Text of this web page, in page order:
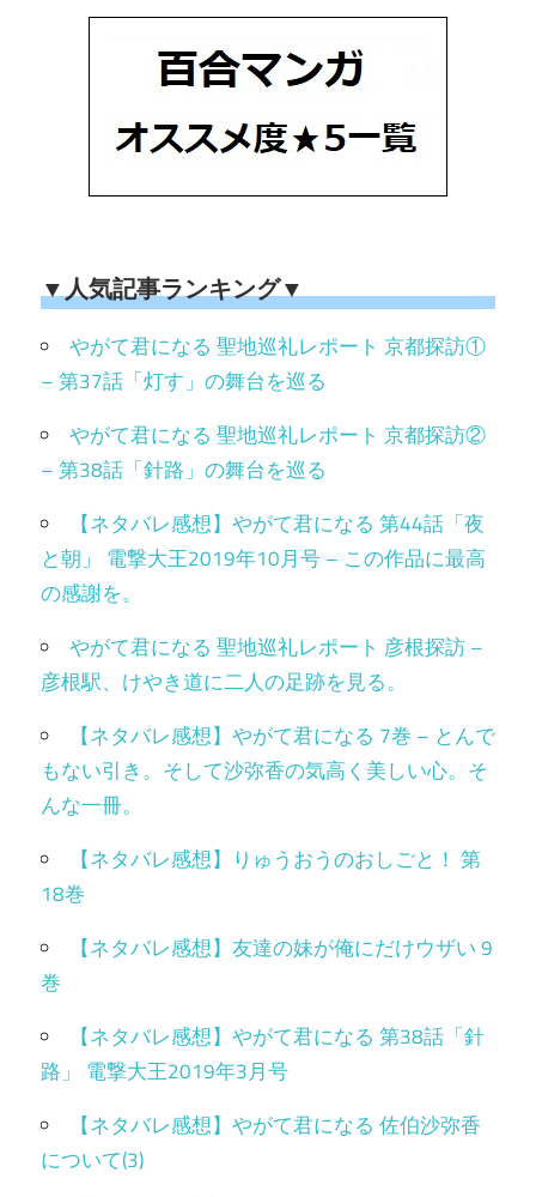
▼人気記事ランキング▼
やがて君になる 聖地巡礼レポート 京都探訪①
– 第37話「灯す」の舞台を巡る
やがて君になる 聖地巡礼レポート 京都探訪②
– 第38話「針路」の舞台を巡る
【ネタバレ感想】やがて君になる 第44話「夜
と朝」 電撃大王2019年10月号 – この作品に最高
の感謝を。
やがて君になる 聖地巡礼レポート 彦根探訪 –
彦根駅、けやき道に二人の足跡を見る。
【ネタバレ感想】やがて君になる 7巻 – とんで
もない引き。そして沙弥香の気高く美しい心。そ
んな一冊。
【ネタバレ感想】りゅうおうのおしごと！ 第
18巻
【ネタバレ感想】友達の妹が俺にだけウザい 9
巻
【ネタバレ感想】やがて君になる 第38話「針
路」 電撃大王2019年3月号
【ネタバレ感想】やがて君になる 佐伯沙弥香
について(3)